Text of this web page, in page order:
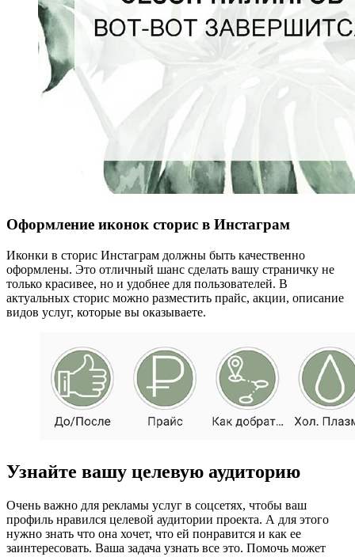
Оформление иконок сторис в Инстаграм
Иконки в сторис Инстаграм должны быть качественно
оформлены. Это отличный шанс сделать вашу страничку не
только красивее, но и удобнее для пользователей. В
актуальных сторис можно разместить прайс, акции, описание
видов услуг, которые вы оказываете.
Узнайте вашу целевую аудиторию
Очень важно для рекламы услуг в соцсетях, чтобы ваш
профиль нравился целевой аудитории проекта. А для этого
нужно знать что она хочет, что ей понравится и как ее
заинтересовать. Ваша задача узнать все это. Помочь может